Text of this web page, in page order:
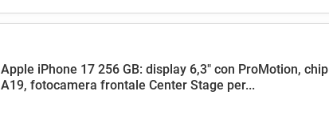
Apple iPhone 17 256 GB: display 6,3" con ProMotion, chip
A19, fotocamera frontale Center Stage per...